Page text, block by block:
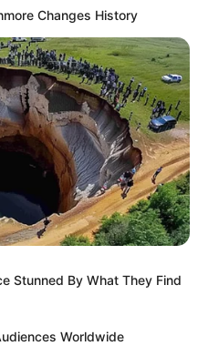
Changes History
Stunned By What They Find
Worldwide